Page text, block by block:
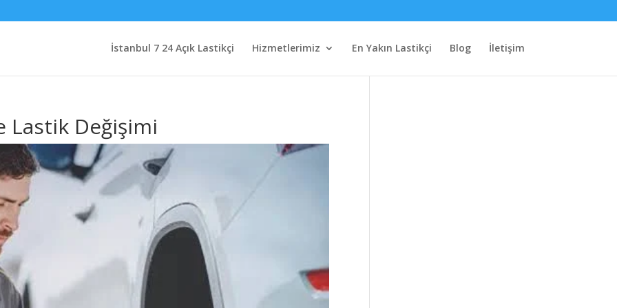
İstanbul 7 24 Açık Lastikçi Hizmetlerimiz En Yakın Lastikçi Blog İletişim
Lastik Değişimi